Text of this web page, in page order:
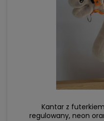
Kantar z
regulowany, neon
DO